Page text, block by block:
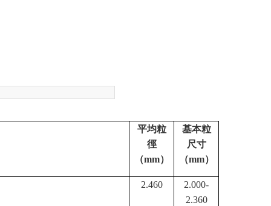
平均粒
徑
（mm）
基本粒
尺寸
（mm）
2.460
2.000-
2.360